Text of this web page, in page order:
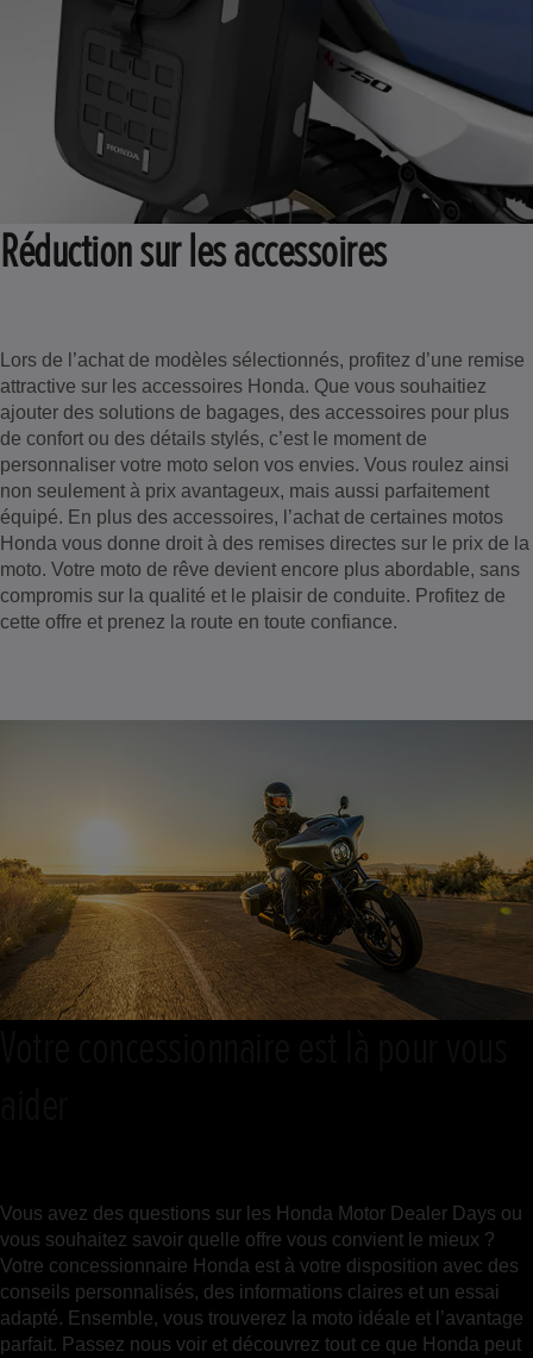
Réduction sur les accessoires
Lors de l’achat de modèles sélectionnés, profitez d’une remise
attractive sur les accessoires Honda. Que vous souhaitiez
ajouter des solutions de bagages, des accessoires pour plus
de confort ou des détails stylés, c’est le moment de
personnaliser votre moto selon vos envies. Vous roulez ainsi
non seulement à prix avantageux, mais aussi parfaitement
équipé. En plus des accessoires, l’achat de certaines motos
Honda vous donne droit à des remises directes sur le prix de la
moto. Votre moto de rêve devient encore plus abordable, sans
compromis sur la qualité et le plaisir de conduite. Profitez de
cette offre et prenez la route en toute confiance.
Vous avez des questions sur les Honda Motor Dealer Days ou
vous souhaitez savoir quelle offre vous convient le mieux ?
Votre concessionnaire Honda est à votre disposition avec des
conseils personnalisés, des informations claires et un essai
adapté. Ensemble, vous trouverez la moto idéale et l’avantage
parfait. Passez nous voir et découvrez tout ce que Honda peut